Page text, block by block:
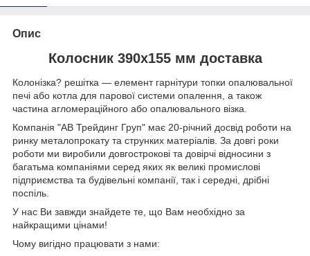
Опис
Колосник 390х155 мм доставка
Колонізка? решітка — елемент гарнітури топки опалювальної
печі або котла для парової системи опалення, а також
частина агломераційного або опалювального візка.
Компанія "АВ Трейдинг Груп" має 20-річний досвід роботи на
ринку металопрокату та струнких матеріалів. За довгі роки
роботи ми виробили довгострокові та довірчі відносини з
багатьма компаніями серед яких як великі промислові
підприємства та будівельні компанії, так і середні, дрібні
поспіль.
У нас Ви завжди знайдете те, що Вам необхідно за
найкращими цінами!
Чому вигідно працювати з нами: